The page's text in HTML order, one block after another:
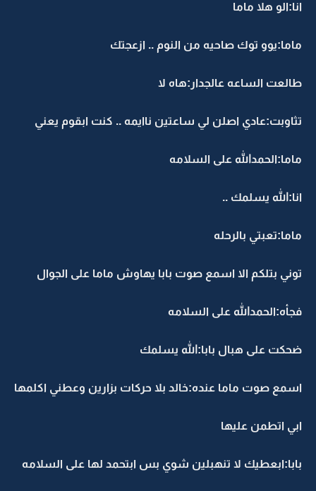
انا:الو هلا ماما
ماما:يوو توك صاحيه من النوم .. ازعجتك
طالعت الساعه عالجدار:هاه لا
تثاوبت:عادي اصلن لي ساعتين ناايمه .. كنت ابقوم يعني
ماما:الحمدالله على السلامه
انا:الله يسلمك ..
ماما:تعبتي بالرحله
توني بتلكم الا اسمع صوت بابا يهاوش ماما على الجوال
فجأه:الحمدالله على السلامه
ضحكت على هبال بابا:الله يسلمك
اسمع صوت ماما عنده:خالد بلا حركات بزارين وعطني اكلمها
ابي اتطمن عليها
بابا:ابعطيك لا تنهبلين شوي بس ابتحمد لها على السلامه